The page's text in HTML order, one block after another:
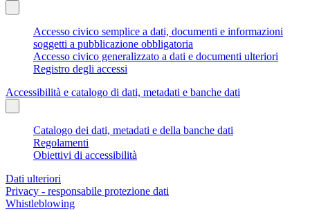
Accesso civico semplice a dati, documenti e informazioni
soggetti a pubblicazione obbligatoria
Accesso civico generalizzato a dati e documenti ulteriori
Registro degli accessi
Accessibilità e catalogo di dati, metadati e banche dati
Catalogo dei dati, metadati e della banche dati
Regolamenti
Obiettivi di accessibilità
Dati ulteriori
Privacy - responsabile protezione dati
Whistleblowing